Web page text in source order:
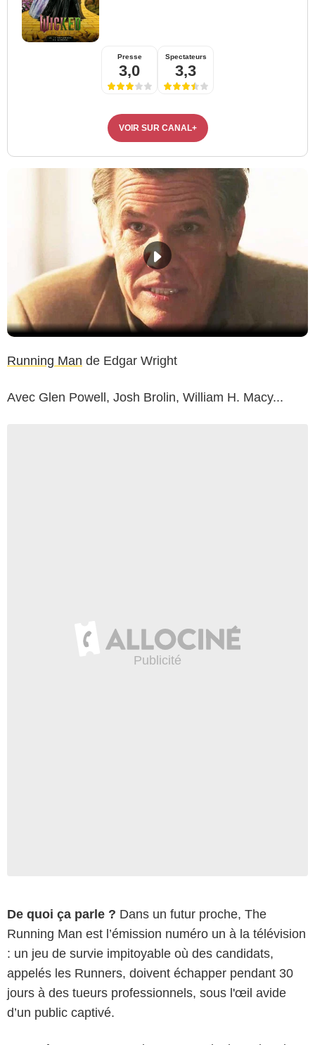
Presse
3,0
Spectateurs
3,3
VOIR SUR CANAL+
Running Man de Edgar Wright
Avec Glen Powell, Josh Brolin, William H. Macy...
De quoi ça parle ? Dans un futur proche, The
Running Man est l’émission numéro un à la télévision
: un jeu de survie impitoyable où des candidats,
appelés les Runners, doivent échapper pendant 30
jours à des tueurs professionnels, sous l'œil avide
d’un public captivé.